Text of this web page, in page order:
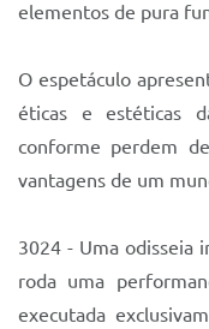
elementos de pura
O espetáculo
éticas e estéticas
conforme perdem
vantagens de um
3024 - Uma odisseia
roda uma
executada